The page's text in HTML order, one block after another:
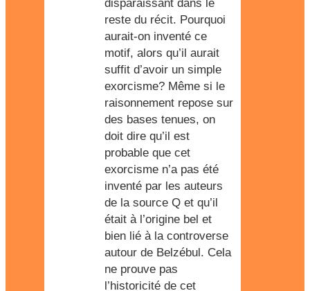
disparaissant dans le
reste du récit. Pourquoi
aurait-on inventé ce
motif, alors qu’il aurait
suffit d’avoir un simple
exorcisme? Même si le
raisonnement repose sur
des bases tenues, on
doit dire qu’il est
probable que cet
exorcisme n’a pas été
inventé par les auteurs
de la source Q et qu’il
était à l’origine bel et
bien lié à la controverse
autour de Belzébul. Cela
ne prouve pas
l’historicité de cet